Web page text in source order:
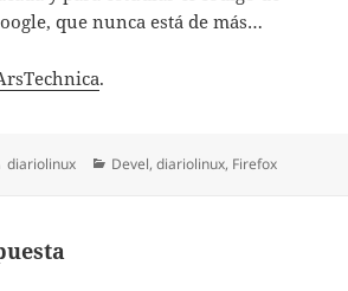
que nunca está de más…
.
Autor
diariolinux Categorías
Devel,diariolinux, Firefox